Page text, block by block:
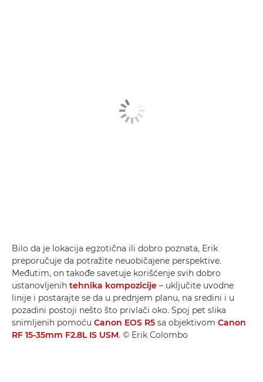
Bilo da je lokacija egzotična ili dobro poznata, Erik
preporučuje da potražite neuobičajene perspektive.
Međutim, on takođe savetuje korišćenje svih dobro
ustanovljenih tehnika kompozicije – uključite uvodne
linije i postarajte se da u prednjem planu, na sredini i u
pozadini postoji nešto što privlači oko. Spoj pet slika
snimljenih pomoću Canon EOS R5 sa objektivom Canon
RF 15-35mm F2.8L IS USM. © Erik Colombo